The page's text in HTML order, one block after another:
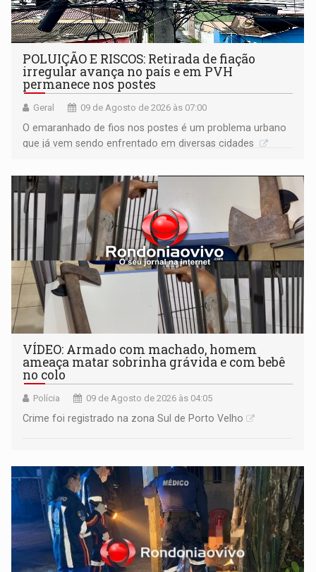
POLUIÇÃO E RISCOS: Retirada de fiação
irregular avança no país e em PVH
permanece nos postes
Geral 09 de Agosto de 2026 às 07:00
O emaranhado de fios nos postes é um problema urbano
que já vem sendo enfrentado em diversas cidades
VÍDEO: Armado com machado, homem
ameaça matar sobrinha grávida e com bebê
no colo
Polícia 09 de Agosto de 2026 às 04:05
Crime foi registrado na zona Sul de Porto Velho